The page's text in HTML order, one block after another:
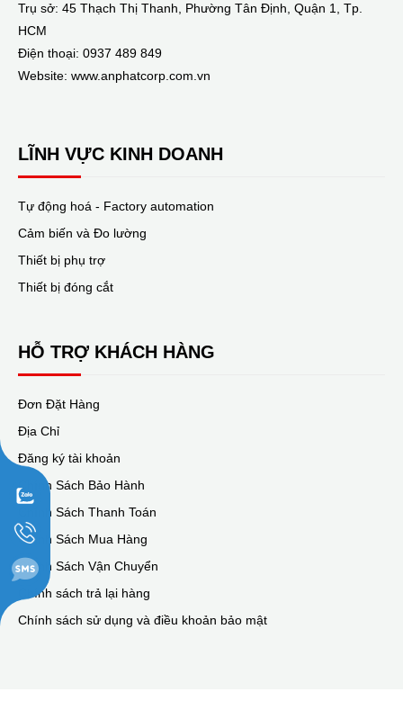
Trụ sở: 45 Thạch Thị Thanh, Phường Tân Định, Quận 1, Tp.
HCM
Điện thoại: 0937 489 849
Website: www.anphatcorp.com.vn
LĨNH VỰC KINH DOANH
Tự động hoá - Factory automation
Cảm biến và Đo lường
Thiết bị phụ trợ
Thiết bị đóng cắt
HỖ TRỢ KHÁCH HÀNG
Đơn Đặt Hàng
Địa Chỉ
Đăng ký tài khoản
Chính Sách Bảo Hành
Chính Sách Thanh Toán
Chính Sách Mua Hàng
Chính Sách Vận Chuyển
Chính sách trả lại hàng
Chính sách sử dụng và điều khoản bảo mật